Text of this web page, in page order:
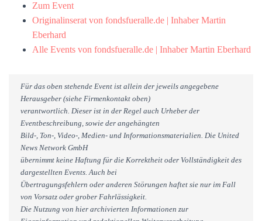
Zum Event
Originalinserat von fondsfueralle.de | Inhaber Martin
Eberhard
Alle Events von fondsfueralle.de | Inhaber Martin Eberhard
Für das oben stehende Event ist allein der jeweils angegebene
Herausgeber (siehe Firmenkontakt oben)
verantwortlich. Dieser ist in der Regel auch Urheber der
Eventbeschreibung, sowie der angehängten
Bild-, Ton-, Video-, Medien- und Informationsmaterialien. Die United
News Network GmbH
übernimmt keine Haftung für die Korrektheit oder Vollständigkeit des
dargestellten Events. Auch bei
Übertragungsfehlern oder anderen Störungen haftet sie nur im Fall
von Vorsatz oder grober Fahrlässigkeit.
Die Nutzung von hier archivierten Informationen zur